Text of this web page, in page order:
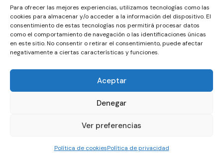
Para ofrecer las mejores experiencias, utilizamos tecnologías como las
cookies para almacenar y/o acceder a la información del dispositivo. El
consentimiento de estas tecnologías nos permitirá procesar datos
como el comportamiento de navegación o las identificaciones únicas
en este sitio. No consentir o retirar el consentimiento, puede afectar
negativamente a ciertas características y funciones.
Aceptar
Denegar
Ver preferencias
Política de cookiesPolítica de privacidad
© La Servilleta - El Blog de Paco Prieto
Política de cookiesPolítica de privacidad